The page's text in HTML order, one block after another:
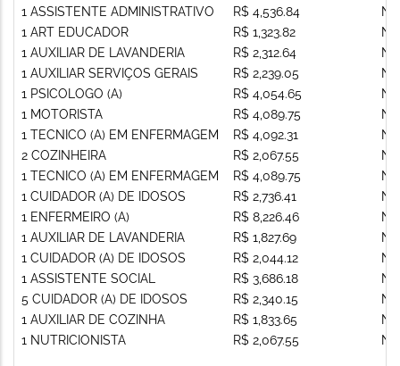
1 ASSISTENTE ADMINISTRATIVO
1 ART EDUCADOR
1 AUXILIAR DE LAVANDERIA
1 AUXILIAR SERVIÇOS GERAIS
1 PSICOLOGO (A)
1 MOTORISTA
1 TECNICO (A) EM ENFERMAGEM
2 COZINHEIRA
1 TECNICO (A) EM ENFERMAGEM
1 CUIDADOR (A) DE IDOSOS
1 ENFERMEIRO (A)
1 AUXILIAR DE LAVANDERIA
1 CUIDADOR (A) DE IDOSOS
1 ASSISTENTE SOCIAL
5 CUIDADOR (A) DE IDOSOS
1 AUXILIAR DE COZINHA
1 NUTRICIONISTA
R$ 4,536.84
R$ 1,323.82
R$ 2,312.64
R$ 2,239.05
R$ 4,054.65
R$ 4,089.75
R$ 4,092.31
R$ 2,067.55
R$ 4,089.75
R$ 2,736.41
R$ 8,226.46
R$ 1,827.69
R$ 2,044.12
R$ 3,686.18
R$ 2,340.15
R$ 1,833.65
R$ 2,067.55